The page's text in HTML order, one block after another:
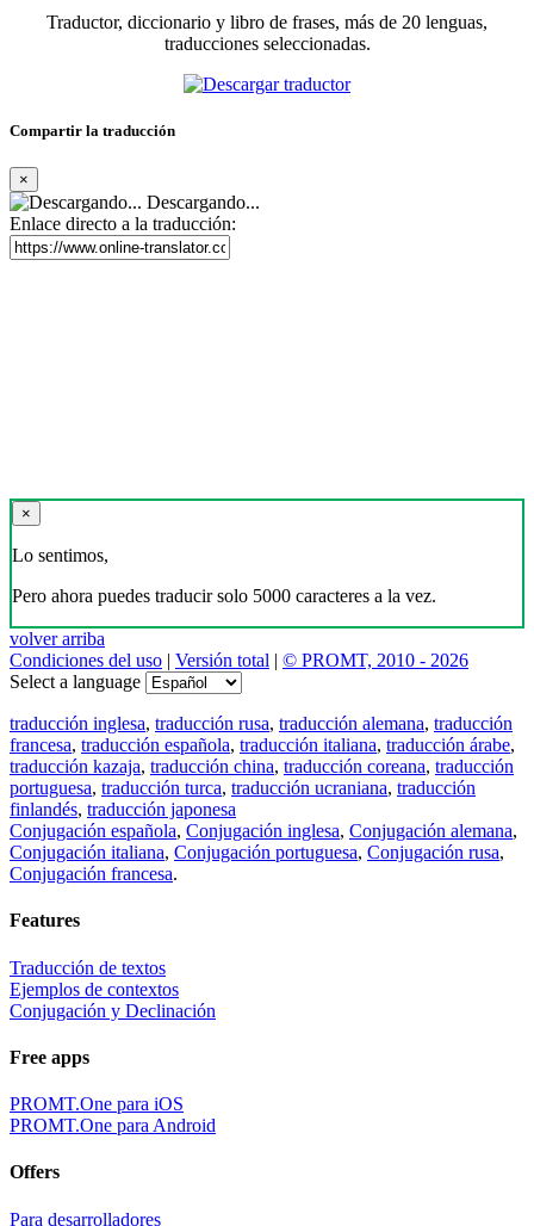
Traductor, diccionario y libro de frases, más de 20 lenguas,
traducciones seleccionadas.
Compartir la traducción
×
Descargando...
Enlace directo a la traducción:
×
Lo sentimos,
Pero ahora puedes traducir solo 5000 caracteres a la vez.
volver arriba
Condiciones del uso | Versión total | © PROMT, 2010 - 2026
Select a language
traducción inglesa, traducción rusa, traducción alemana, traducción
francesa, traducción española, traducción italiana, traducción árabe,
traducción kazaja, traducción china, traducción coreana, traducción
portuguesa, traducción turca, traducción ucraniana, traducción
finlandés, traducción japonesa
Conjugación española, Conjugación inglesa, Conjugación alemana,
Conjugación italiana, Conjugación portuguesa, Conjugación rusa,
Conjugación francesa.
Features
Traducción de textos
Ejemplos de contextos
Conjugación y Declinación
Free apps
PROMT.One para iOS
PROMT.One para Android
Offers
Para desarrolladores